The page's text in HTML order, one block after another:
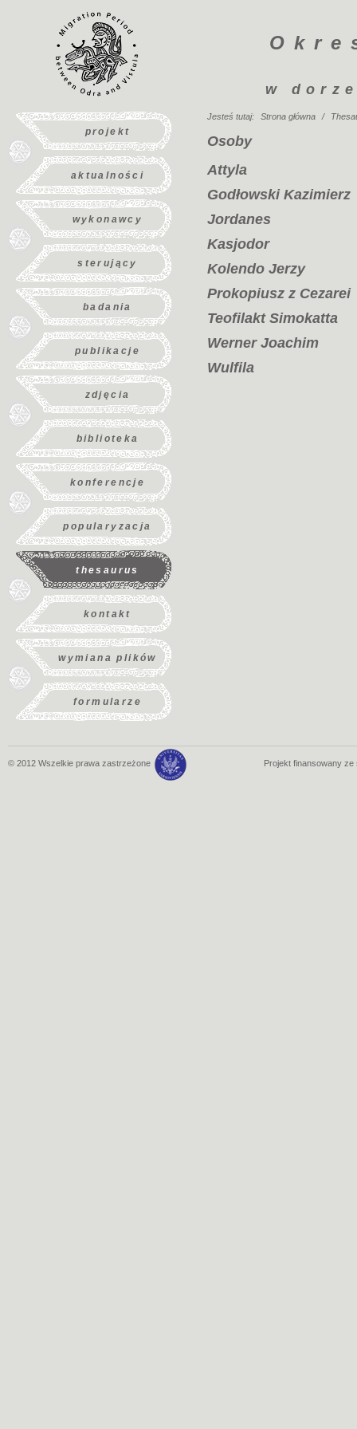
w
projekt
aktualności
wykonawcy
sterujący
badania
publikacje
zdjęcia
biblioteka
konferencje
popularyzacja
thesaurus
kontakt
wymiana plików
formularze
Jesteś tutaj: Strona główna /
Osoby
Attyla
Godłowski Kazimierz
Jordanes
Kasjodor
Kolendo Jerzy
Prokopiusz z Cezarei
Teofilakt Simokatta
Werner Joachim
Wulfila
© 2012 Wszelkie prawa zastrzeżone Projekt finansowany